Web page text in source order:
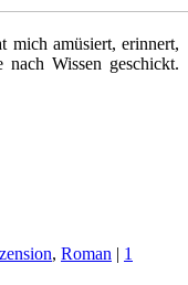
mich amüsiert, erinnert,
Wissen geschickt.
, Roman | 1